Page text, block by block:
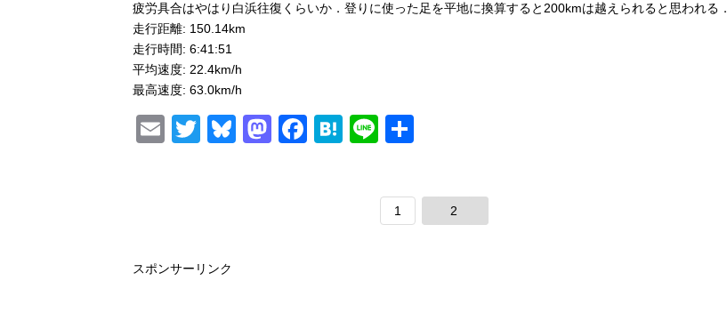
疲労具合はやはり白浜往復くらいか．登りに使った足を平地に換算すると200kmは越えられると思われる．
走行距離: 150.14km
走行時間: 6:41:51
平均速度: 22.4km/h
最高速度: 63.0km/h
E
T
Bl
M
F
H
Li
e
1 2
スポンサーリンク